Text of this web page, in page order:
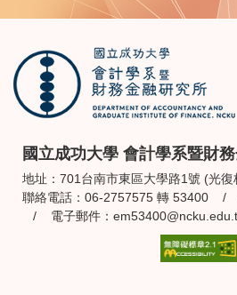
國立成功大學 會計學系暨財
地址：701台南市東區大學路1號 (光復
聯絡電話：06-2757575 轉 53400 /
/ 電子郵件：